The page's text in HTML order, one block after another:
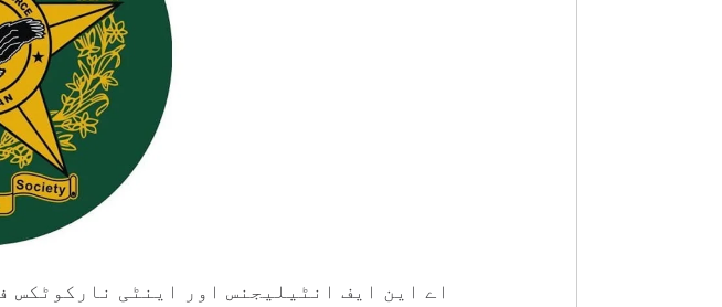
اے این ایف انٹیلیجنس اور اینٹی نارکوٹکس